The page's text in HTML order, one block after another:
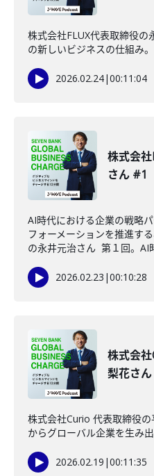
株式会社FLUX代表取締役
の新しいビジネスの仕組み。
2026.02.24|00:11:04
株式会
さん #1
AI時代における企業の戦略
フォーメーションを推進す
の永井元治さん 第１回。AI
2026.02.23 |00:10:28
株式会
梨花さ
株式会社Curio 代表取締役
からグローバル企業を生み
2026.02.19 |00:11:35